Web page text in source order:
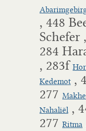
, 448
Schefer
284
, 283f
Kedemot ,
277
Nahaliël,
277 Ritma